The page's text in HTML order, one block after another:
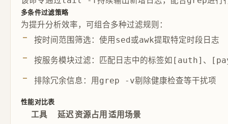
多条件过滤策略
为提升分析效率，可组合多种过滤规则：
按时间范围筛选：使用sed 或awk提取特定时段日志
按服务模块过滤：匹配日志中的标签如 [auth] 、
排除冗余信息：用grep -v剔除健康检查等干扰项
性能对比表
工具 延迟资源占用适用场景